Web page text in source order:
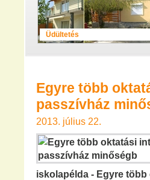
Üdültetés
Egyre több
passzívház
2013. július 22.
iskolapélda - Egyre